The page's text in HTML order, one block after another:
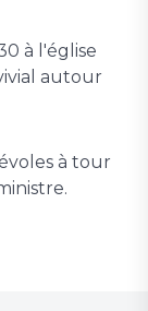
à l'église
autour
à tour